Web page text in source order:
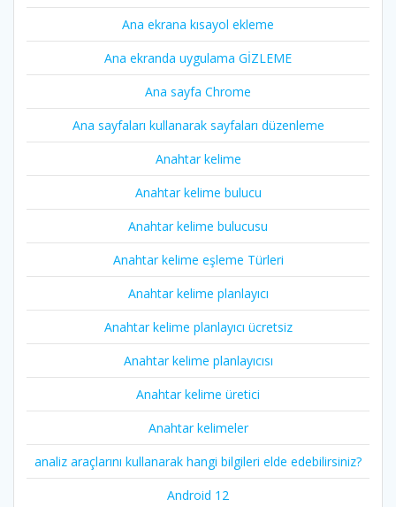
Ana ekrana kısayol ekleme
Ana ekranda uygulama GİZLEME
Ana sayfa Chrome
Ana sayfaları kullanarak sayfaları düzenleme
Anahtar kelime
Anahtar kelime bulucu
Anahtar kelime bulucusu
Anahtar kelime eşleme Türleri
Anahtar kelime planlayıcı
Anahtar kelime planlayıcı ücretsiz
Anahtar kelime planlayıcısı
Anahtar kelime üretici
Anahtar kelimeler
analiz araçlarını kullanarak hangi bilgileri elde edebilirsiniz?
Android 12